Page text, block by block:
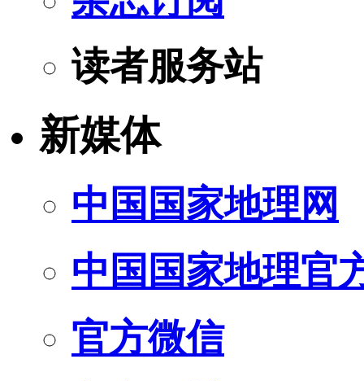
读者服务站
新媒体
中国国家地理网
中国国家地理官
官方微信